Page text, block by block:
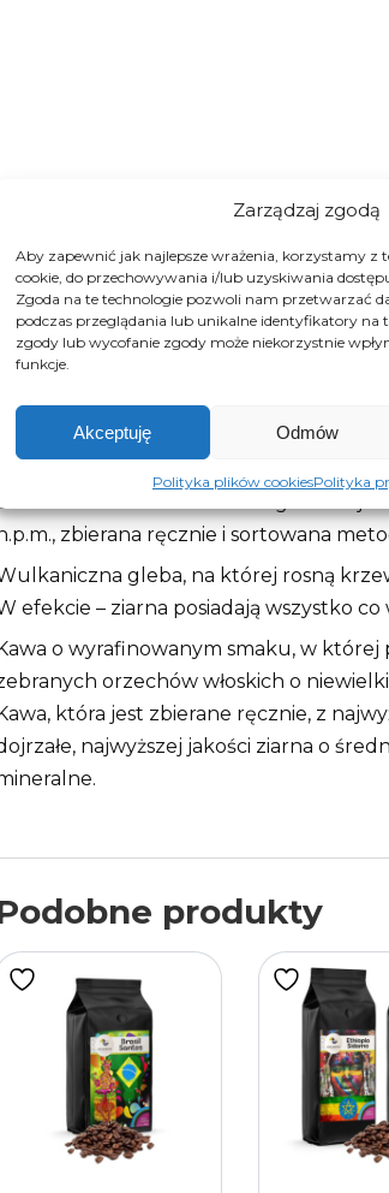
Zarządzaj zgodą
Aby zapewnić jak najlepsze wrażenia, korzystamy z
cookie, do przechowywania i/lub uzyskiwania
Zgoda na te technologie pozwoli nam przetwarzać
podczas przeglądania lub unikalne identyfikatory na
zgody lub wycofanie zgody może niekorzystnie
funkcje.
Akceptuję Odmów
Polityka plików cookiesPolityka
Opis
arabica SHB to gwarancja
zbierana ręcznie i sortowana
gleba, na której rosną
efekcie – ziarna posiadają wszystko
o wyrafinowanym smaku, w
orzechów włoskich o
która jest zbierane ręcznie, z
najwyższej jakości ziarna o
produkty